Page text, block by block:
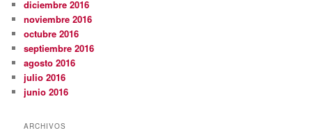
diciembre 2016
noviembre 2016
octubre 2016
septiembre 2016
agosto 2016
julio 2016
junio 2016
ARCHIVOS